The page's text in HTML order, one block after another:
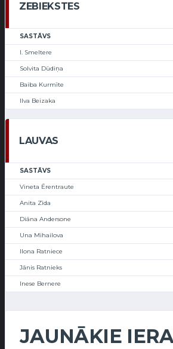
ZEBIEKSTES
SASTĀVS
I. Smeltere
Solvita Dūdiņa
Baiba Kurmīte
Ilva Beizaka
LAUVAS
SASTĀVS
Vineta Ērentraute
Anita Zīda
Diāna Andersone
Una Mihailova
Ilona Ratniece
Jānis Ratnieks
Inese Bernere
JAUNĀKIE